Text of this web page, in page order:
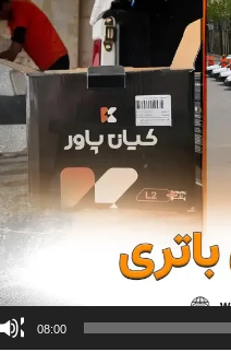
08:00